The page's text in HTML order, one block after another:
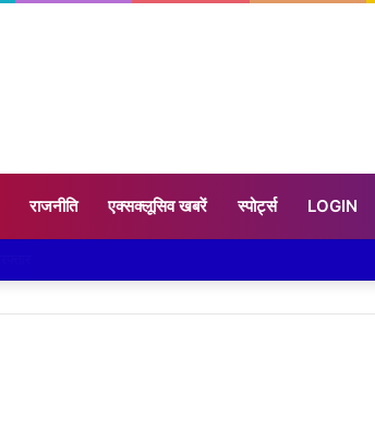
राजनीति एक्सक्लूसिव खबरें स्पोर्ट्स LOGIN